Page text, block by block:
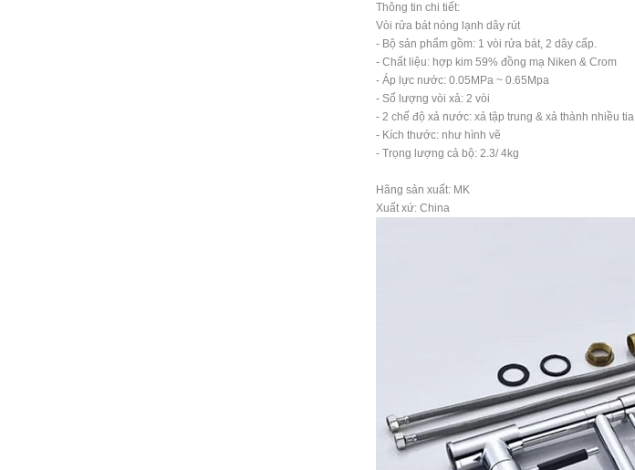
Thông tin chi tiết:
Vòi rửa bát nóng lạnh dây rút
- Bộ sản phẩm gồm: 1 vòi rửa bát, 2 dây cấp.
- Chất liệu: hợp kim 59% đồng mạ Niken & Crom
- Áp lực nước: 0.05MPa ~ 0.65Mpa
- Số lượng vòi xả: 2 vòi
- 2 chế độ xả nước: xả tập trung & xả thành nhiều tia
- Kích thước: như hình vẽ
- Trọng lượng cả bộ: 2.3/ 4kg
Hãng sản xuất: MK
Xuất xứ: China